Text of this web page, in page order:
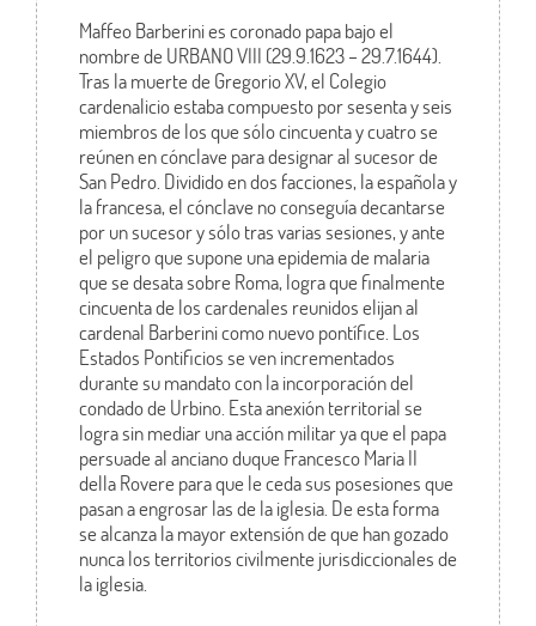
Maffeo Barberini es coronado papa bajo el
nombre de URBANO VIII (29.9.1623 – 29.7.1644).
Tras la muerte de Gregorio XV, el Colegio
cardenalicio estaba compuesto por sesenta y seis
miembros de los que sólo cincuenta y cuatro se
reúnen en cónclave para designar al sucesor de
San Pedro. Dividido en dos facciones, la española y
la francesa, el cónclave no conseguía decantarse
por un sucesor y sólo tras varias sesiones, y ante
el peligro que supone una epidemia de malaria
que se desata sobre Roma, logra que finalmente
cincuenta de los cardenales reunidos elijan al
cardenal Barberini como nuevo pontífice. Los
Estados Pontificios se ven incrementados
durante su mandato con la incorporación del
condado de Urbino. Esta anexión territorial se
logra sin mediar una acción militar ya que el papa
persuade al anciano duque Francesco Maria II
della Rovere para que le ceda sus posesiones que
pasan a engrosar las de la iglesia. De esta forma
se alcanza la mayor extensión de que han gozado
nunca los territorios civilmente jurisdiccionales de
la iglesia.